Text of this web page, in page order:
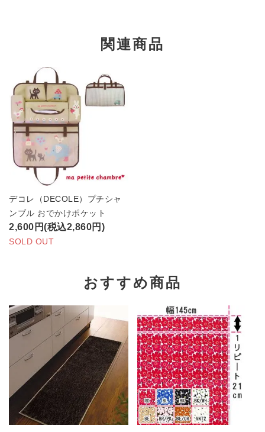
関連商品
デコレ（DECOLE）プチシャ
ンブル おでかけポケット
2,600円(税込2,860円)
SOLD OUT
おすすめ商品